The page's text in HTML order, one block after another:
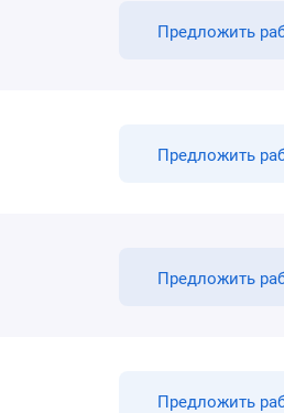
Предложить
Предложить
Предложить
Предложить